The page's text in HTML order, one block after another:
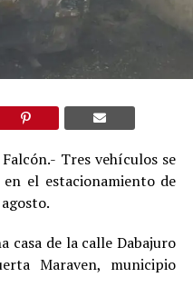
Tres vehículos se
el estacionamiento de
casa de la calle Dabajuro
Maraven, municipio